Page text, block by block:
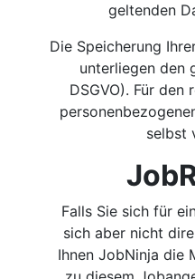
geltenden
Die Speicherung
unterliegen den
DSGVO). Für
selbst
Falls Sie sich für
sich aber nicht
Ihnen JobNinja die